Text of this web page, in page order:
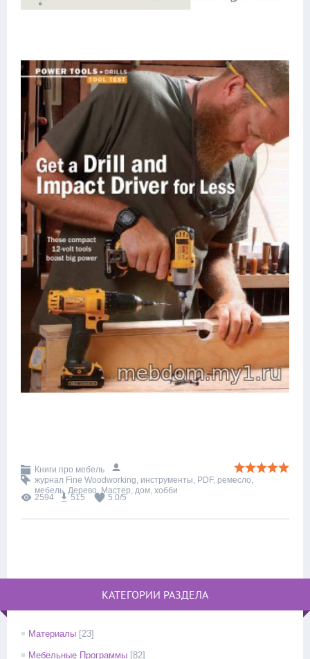
Книги про мебель
журнал Fine Woodworking, инструменты, PDF, ремесло,
мебель, Дерево, Мастер, дом, хобби
2594 515 5.0/5
КАТЕГОРИИ РАЗДЕЛА
Материалы [23]
Мебельные Программы [82]